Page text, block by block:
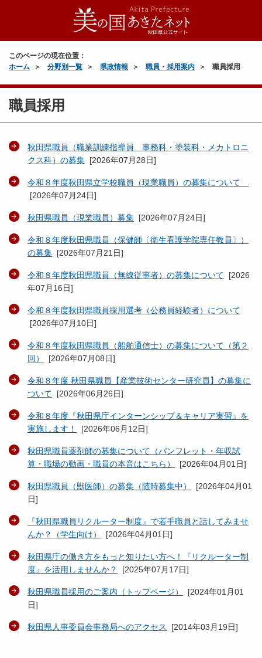
このページの現在位置：
ホーム
分野別一覧 県政情報 職員・採用案内 職員採用
職員採用
秋田県職員（職業訓練指導員 事務科・塗装科・メカトロニ
クス科）の募集 [2026年07月28日]
令和８年度秋田県立学校職員（現業職員）の募集について
[2026年07月24日]
秋田県職員（現業職員）募集 [2026年07月24日]
令和８年度秋田県職員（保健師〔衛生看護学院専任教員〕）
の募集 [2026年07月21日]
令和８年度秋田県職員（無線従事者）の募集について [2026
年07月16日]
令和８年度秋田県職員採用選考（公務員経験者）について
[2026年07月10日]
令和８年度秋田県職員（船舶通信士）の募集について（第２
回）
[2026年07月08日]
令和８年度 秋田県職員【産業技術センター研究員】の募集に
ついて [2026年06月26日]
令和８年度『秋田県庁インターンシップ＆キャリア実習』を
実施します！
[2026年06月12日]
秋田県職員薬剤師の募集について（パンフレット・年収試
算・職場の動画・職員の本音はこちら）
[2026年04月01日]
秋田県職員（獣医師）の募集（随時募集中） [2026年04月01
日]
『秋田県職員リクルーター制度』で若手職員と話してみませ
んか？（学生向け）
[2026年04月01日]
秋田県庁の働き方をもっと知りたい方へ！『リクルーター制
度』を活用しませんか？
[2025年07月17日]
秋田県職員採用のご案内（トップページ） [2024年01月01
日]
秋田県人事委員会事務局へのアクセス [2014年03月19日]